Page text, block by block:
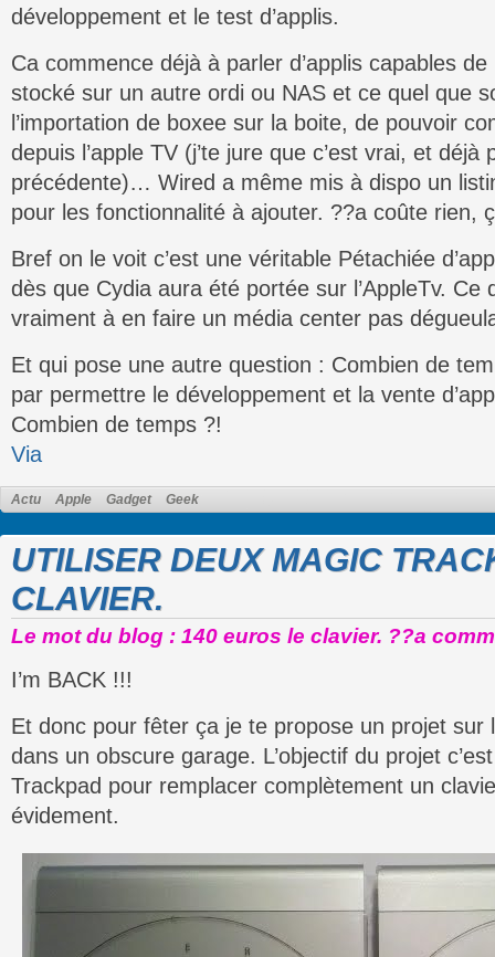
développement et le test d’applis.
Ca commence déjà à parler d’applis capables
stocké sur un autre ordi ou NAS et ce quel que
l’importation de boxee sur la boite, de pouvoir
depuis l’apple TV (j’te jure que c’est vrai, et déjà
précédente)… Wired a même mis à dispo un
pour les fonctionnalité à ajouter. ??a coûte rien,
Bref on le voit c’est une véritable Pétachiée
dès que Cydia aura été portée sur l’AppleTv. Ce
vraiment à en faire un média center pas
Et qui pose une autre question : Combien de
par permettre le développement et la vente
Combien de temps ?!
Via
Actu Apple Gadget Geek
UTILISER DEUX MAGIC
CLAVIER.
Le mot du blog : 140 euros le clavier. ??a
I’m BACK !!!
Et donc pour fêter ça je te propose un projet sur
dans un obscure garage. L’objectif du projet
Trackpad pour remplacer complètement un
évidement.